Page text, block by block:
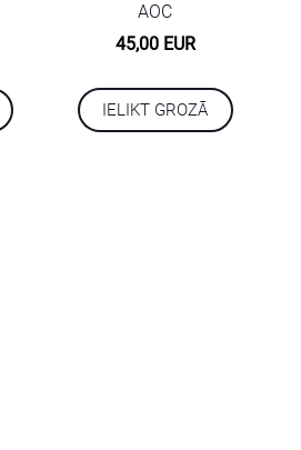
AOC
45,00 EUR
IELIKT GROZĀ